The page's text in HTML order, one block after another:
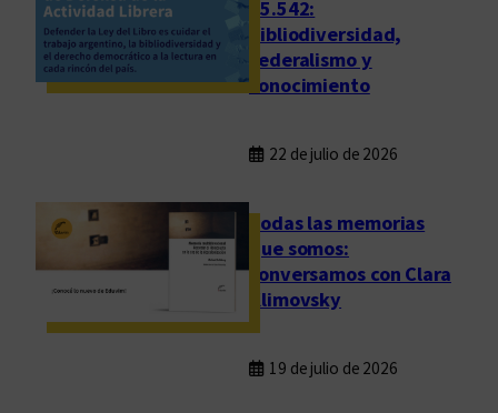
25.542:
bibliodiversidad,
federalismo y
conocimiento
22 de julio de 2026
Todas las memorias
que somos:
conversamos con Clara
Klimovsky
19 de julio de 2026